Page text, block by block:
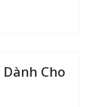
Cho